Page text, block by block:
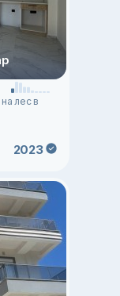
лес в
2023